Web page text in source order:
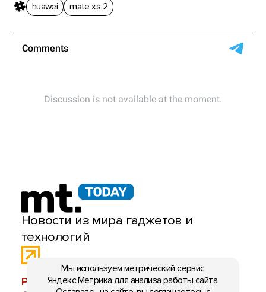
huawei mate xs 2
Новости из мира гаджетов и
технологий
РЕКЛАМА:mobiltelefon.ru@gmail.com
Мы используем метрический сервис
Яндекс.Метрика для анализа работы сайта.